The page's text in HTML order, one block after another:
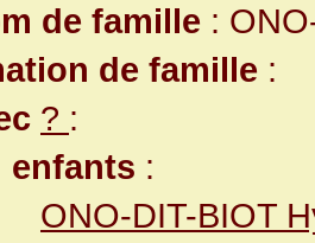
de famille :
de famille :
? :
enfants :
ONO-DIT-BIOT